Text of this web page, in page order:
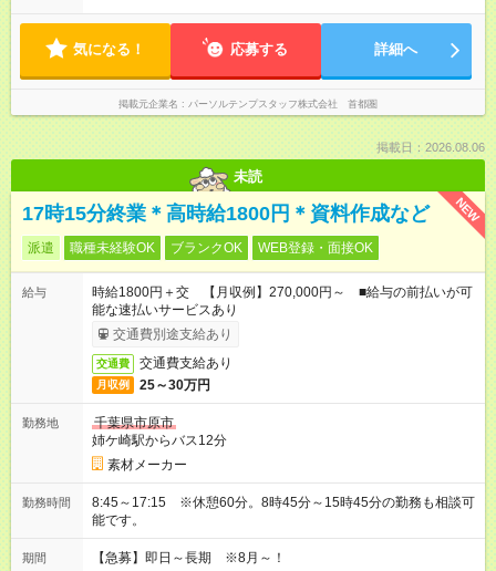
気になる！ 応募する 詳細へ
掲載元企業名 パーソルテンプスタッフ株式会社 首都圏
掲載日：2026.08.06
未読
NEW
17時15分終業＊高時給1800円＊資料作成など
派遣 職種未経験OK ブランクOK WEB登録・面接OK
給与
時給1800円＋交 【月収例】270,000円～ ■給与の前払いが可
能な速払いサービスあり
交通費別途支給あり
交通費 交通費支給あり
月収例 25～30万円
勤務地
千葉県市原市
姉ケ崎駅からバス12分
素材メーカー
勤務時間
8:45～17:15 ※休憩60分。8時45分～15時45分の勤務も相談可
能です。
期間 【急募】即日～長期 ※8月～！